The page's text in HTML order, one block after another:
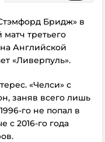
Бридж» в
третьего
Английской
«Ливерпуль».
«Челси» с
заняв всего лишь
го не попал в
с 2016-го года